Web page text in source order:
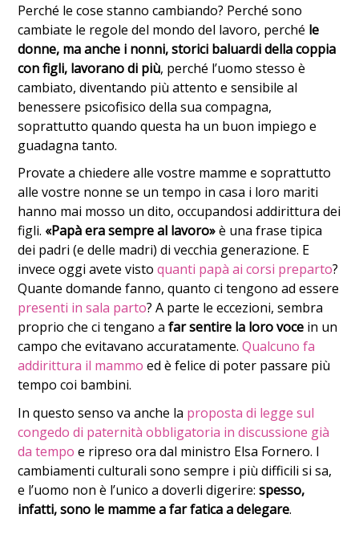
Perché le cose stanno cambiando? Perché sono
cambiate le regole del mondo del lavoro, perché le
donne, ma anche i nonni, storici baluardi della coppia
con figli, lavorano di più, perché l’uomo stesso è
cambiato, diventando più attento e sensibile al
benessere psicofisico della sua compagna,
soprattutto quando questa ha un buon impiego e
guadagna tanto.
Provate a chiedere alle vostre mamme e soprattutto
alle vostre nonne se un tempo in casa i loro mariti
hanno mai mosso un dito, occupandosi addirittura dei
figli. «Papà era sempre al lavoro»è una frase tipica
dei padri (e delle madri) di vecchia generazione. E
invece oggi avete vistoquanti papà ai corsi preparto?
Quante domande fanno, quanto ci tengono ad essere
presenti in sala parto? A parte le eccezioni, sembra
proprio che ci tengano afar sentire la loro voce in un
campo che evitavano accuratamente.Qualcuno fa
addirittura il mammo ed è felice di poter passare più
tempo coi bambini.
In questo senso va anche la proposta di legge sul
congedo di paternità obbligatoria in discussione già
da tempo e ripreso ora dal ministro Elsa Fornero. I
cambiamenti culturali sono sempre i più difficili si sa,
e l’uomo non è l’unico a doverli digerire:spesso,
infatti, sono le mamme a far fatica a delegare.